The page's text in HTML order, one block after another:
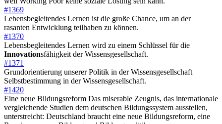
#1369
Lebensbegleitendes Lernen ist die große Chance, um an der
rasanten Entwicklung teilhaben zu können.
#1370
Lebensbegleitendes Lernen wird zu einem Schlüssel für die
Innovationsfähigkeit der Wissensgesellschaft.
#1371
Grundorientierung unserer Politik in der Wissensgesellschaft
Selbstbestimmung in der Wissensgesellschaft.
#1420
Eine neue Bildungsreform Das miserable Zeugnis, das internationale
vergleichende Studien dem deutschen Bildungssystem ausstellen,
unterstreicht: Deutschland braucht eine neue Bildungsreform, eine